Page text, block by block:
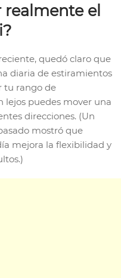
realmente el
quedó claro que
diaria de estiramientos
tu rango de
lejos puedes mover una
direcciones. (Un
mostró que
mejora la flexibilidad y